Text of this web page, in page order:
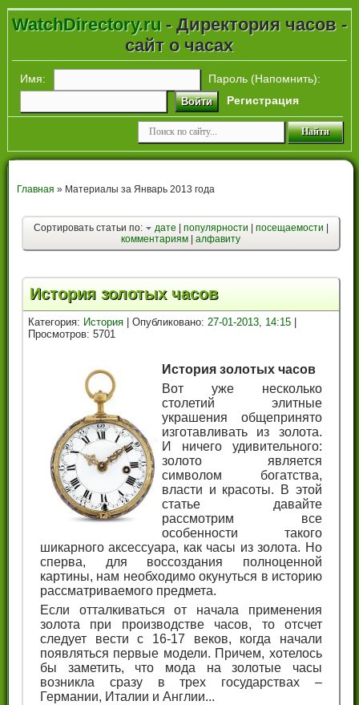
WatchDirectory.ru- Директория часов -
сайт о часах
Имя: Пароль (Напомнить):
Войти Регистрация
Главная » Материалы за Январь 2013 года
Сортировать статьи по: дате| популярности посещаемости
комментариям |алфавиту
История золотых часов
Категория: История | Опубликовано:27-01-2013, 14:15
Просмотров: 5701
История золотых часов
Вот уже несколько
столетий элитные
украшения общепринято
изготавливать из золота.
И ничего удивительного:
золото является
символом богатства,
власти и красоты. В этой
статье давайте
рассмотрим все
особенности такого
шикарного аксессуара, как часы из золота. Но
сперва, для воссоздания полноценной
картины, нам необходимо окунуться в историю
рассматриваемого предмета.
Если отталкиваться от начала применения
золота при производстве часов, то отсчет
следует вести с 16-17 веков, когда начали
появляться первые модели. Причем, хотелось
бы заметить, что мода на золотые часы
возникла сразу в трех государствах –
Германии, Италии и Англии...